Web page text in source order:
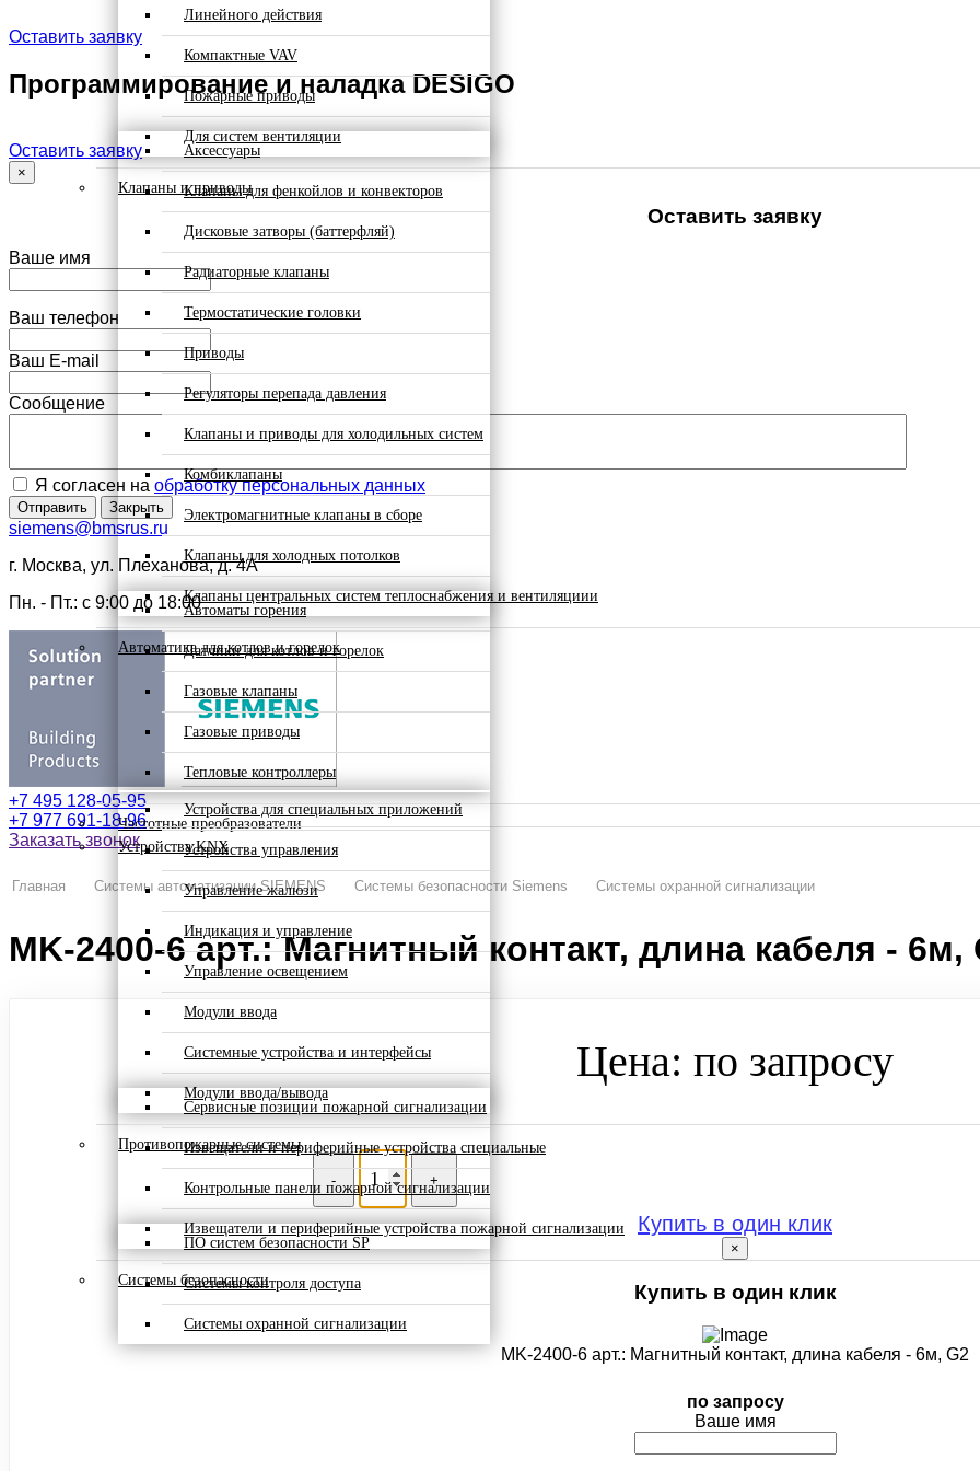
Линейного действия
Компактные VAV
Пожарные приводы
Для систем вентиляции
Клапаны и приводы
Аксессуары
Клапаны для фенкойлов и конвекторов
Дисковые затворы (баттерфляй)
Радиаторные клапаны
Термостатические головки
Приводы
Регуляторы перепада давления
Клапаны и приводы для холодильных систем
Комбиклапаны
Электромагнитные клапаны в сборе
Клапаны для холодных потолков
Клапаны центральных систем теплоснабжения и вентиляциии
Автоматика для котлов и горелок
Автоматы горения
Датчики для котлов и горелок
Газовые клапаны
Газовые приводы
Тепловые контроллеры
Частотные преобразователи
Устройства KNX
Устройства для специальных приложений
Устройства управления
Управление жалюзи
Индикация и управление
Управление освещением
Модули ввода
Системные устройства и интерфейсы
Модули ввода/вывода
Противопожарные системы
Сервисные позиции пожарной сигнализации
Извещатели и периферийные устройства специальные
Контрольные панели пожарной сигнализации
Извещатели и периферийные устройства пожарной сигнализации
Системы безопасности
ПО систем безопасности SP
Системы контроля доступа
Системы охранной сигнализации
Оставить заявку
Программирование и наладка DESIGO
Оставить заявку
×
Оставить заявку
Ваше имя
Ваш телефон
Ваш E-mail
Сообщение
Я согласен на обработку персональных данных
Отправить Закрыть
siemens@bmsrus.ru
г. Москва, ул. Плеханова, д. 4А
Пн. - Пт.: c 9:00 до 18:00
+7 495 128-05-95
+7 977 691-18-96
Заказать звонок
Главная Системы автоматизации SIEMENS Системы безопасности Siemens Системы охранной сигнализации
MK-2400-6 арт.: Магнитный контакт, длина кабеля - 6м,
Цена: по запросу
- +
Купить в один клик
×
Купить в один клик
MK-2400-6 арт.: Магнитный контакт, длина кабеля - 6м, G2
по запросу
Ваше имя